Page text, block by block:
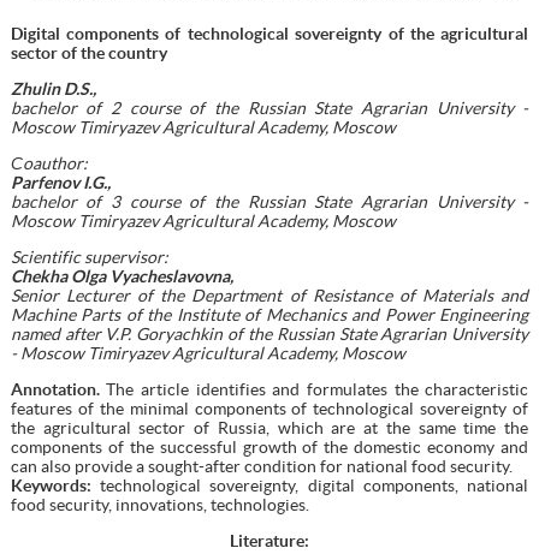
Digital components of technological sovereignty of the agricultural
sector of the country
Zhulin D.S.,
bachelor of 2 course of the Russian State Agrarian University -
Moscow Timiryazev Agricultural Academy, Moscow
Сoauthor:
Parfenov I.G.,
bachelor of 3 course of the Russian State Agrarian University -
Moscow Timiryazev Agricultural Academy, Moscow
Scientific supervisor:
Chekha Olga Vyacheslavovna,
Senior Lecturer of the Department of Resistance of Materials and
Machine Parts of the Institute of Mechanics and Power Engineering
named after V.P. Goryachkin of the Russian State Agrarian University
- Moscow Timiryazev Agricultural Academy, Moscow
Annotation.The article identifies and formulates the characteristic
features of the minimal components of technological sovereignty of
the agricultural sector of Russia, which are at the same time the
components of the successful growth of the domestic economy and
can also provide a sought-after condition for national food security.
Keywords: technological sovereignty, digital components, national
food security, innovations, technologies.
Literature: